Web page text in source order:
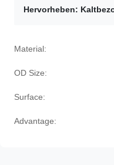
Hervorheben:
Material:
OD Size:
Surface:
Advantage: